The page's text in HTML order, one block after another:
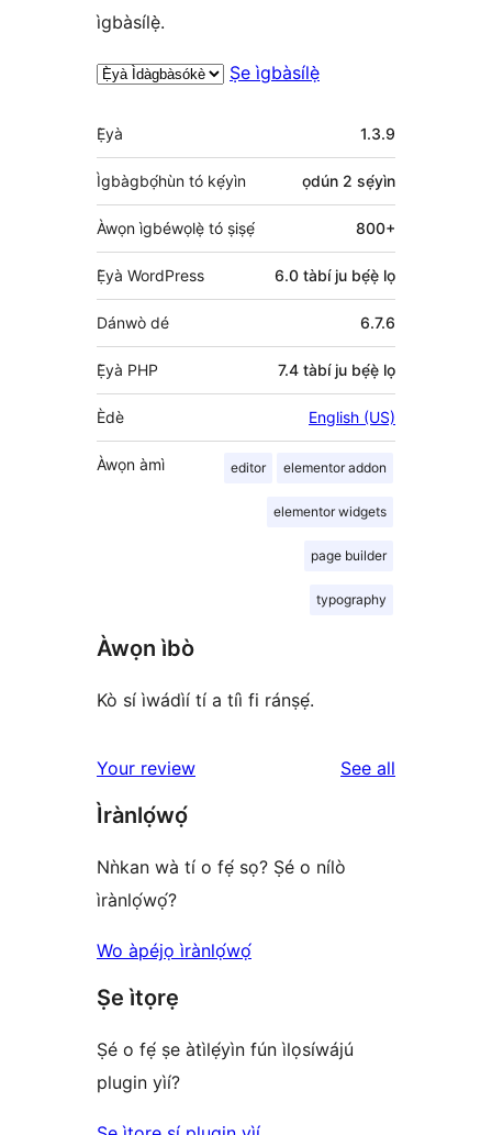
ìgbàsílẹ̀.
Ṣe ìgbàsílẹ̀
Àkójọpọ̀
Meta
Ẹ̀yà 1.3.9
Ìgbàgbọ́hùn tó kẹ́yìn ọdún 2 sẹ́yìn
Àwọn ìgbéwọlẹ̀ tó ṣiṣẹ́ 800+
Ẹ̀yà WordPress 6.0 tàbí ju bẹ́ẹ̀ lọ
Dánwò dé 6.7.6
Ẹ̀yà PHP 7.4 tàbí ju bẹ́ẹ̀ lọ
Èdè English (US)
Àwọn àmì editor elementor addon
elementor widgets
page builder
typography
Àwọn ìbò
Kò sí ìwádìí tí a tíì fi ránṣẹ́.
Your review See all
Ìrànlọ́wọ́
Nǹkan wà tí o fẹ́ sọ? Ṣé o nílò
ìrànlọ́wọ́?
Wo àpéjọ ìrànlọ́wọ́
Ṣe ìtọrẹ
Ṣé o fẹ́ ṣe àtìlẹ́yìn fún ìlọsíwájú
plugin yìí?